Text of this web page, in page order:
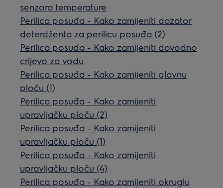
senzora temperature
Perilica posuđa - Kako zamijeniti dozator
deterdženta za perilicu posuđa (2)
Perilica posuđa - Kako zamijeniti dovodno
crijevo za vodu
Perilica posuđa - Kako zamijeniti glavnu
ploču (1)
Perilica posuđa - Kako zamijeniti
upravljačku ploču (2)
Perilica posuđa - Kako zamijeniti
upravljačku ploču (1)
Perilica posuđa - Kako zamijeniti
upravljačku ploču (4)
Perilica posuđa - Kako zamijeniti okruglu